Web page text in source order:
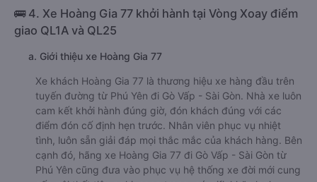
🚌 4. Xe Hoàng Gia 77 khởi hành tại Vòng Xoay điểm
giao QL1A và QL25
a. Giới thiệu xe Hoàng Gia 77
Xe khách Hoàng Gia 77 là thương hiệu xe hàng đầu trên
tuyến đường từ Phú Yên đi Gò Vấp - Sài Gòn. Nhà xe luôn
cam kết khởi hành đúng giờ, đón khách đúng với các
điểm đón cố định hẹn trước. Nhân viên phục vụ nhiệt
tình, luôn sẵn giải đáp mọi thắc mắc của khách hàng. Bên
cạnh đó, hãng xe Hoàng Gia 77 đi Gò Vấp - Sài Gòn từ
Phú Yên cũng đưa vào phục vụ hệ thống xe đời mới cung